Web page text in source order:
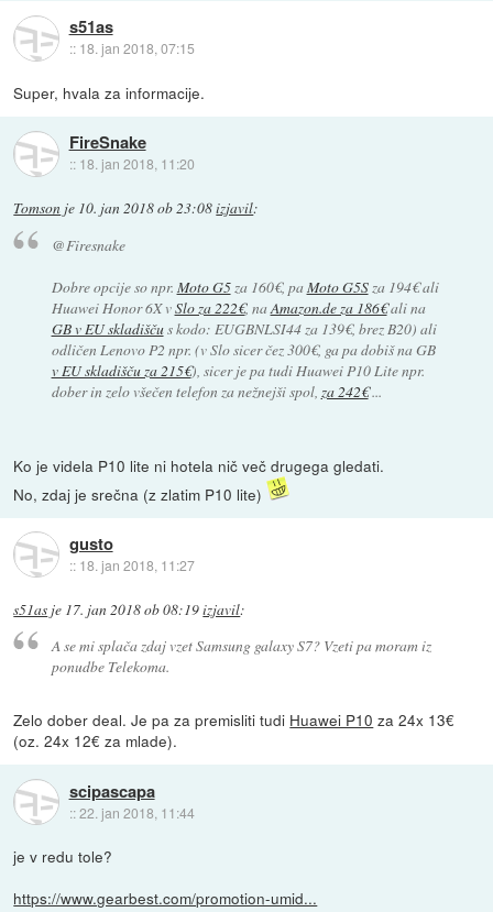
s51as
:: 18. jan 2018, 07:15
Super, hvala za informacije.
FireSnake
:: 18. jan 2018, 11:20
Tomson je 10. jan 2018 ob 23:08izjavil:
@Firesnake
Dobre opcije so npr. Moto G5za 160€, pa Moto G5Sza 194€ ali
Huawei Honor 6X vSlo za 222€, naAmazon.de za 186€ali na
GB v EU skladiščus kodo: EUGBNLSI44 za 139€, brez B20) ali
odličen Lenovo P2 npr. (v Slo sicer čez 300€, ga pa dobiš na GB
v EU skladišču za 215€), sicer je pa tudi Huawei P10 Lite npr.
dober in zelo všečen telefon za nežnejši spol, za 242€...
Ko je videla P10 lite ni hotela nič več drugega gledati.
No, zdaj je srečna (z zlatim P10 lite)
gusto
:: 18. jan 2018, 11:27
s51as je 17. jan 2018 ob 08:19izjavil:
A se mi splača zdaj vzet Samsung galaxy S7? Vzeti pa moram iz
ponudbe Telekoma.
Zelo dober deal. Je pa za premisliti tudi Huawei P10 za 24x 13€
(oz. 24x 12€ za mlade).
scipascapa
::22. jan 2018, 11:44
je v redu tole?
https://www.gearbest.com/promotion-umid...